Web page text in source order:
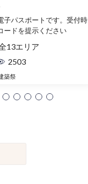
子パスポートです。受付時
ードを提示ください
13エリア
2503
築祭